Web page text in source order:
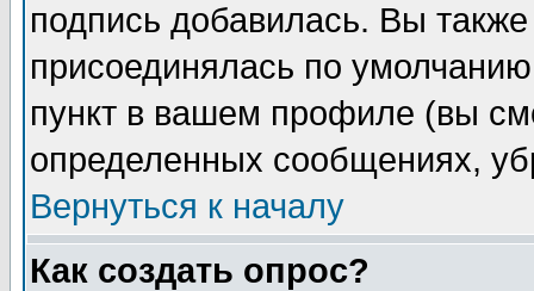
подпись добавилась. Вы
присоединялась по
пункт в вашем профиле (вы
определенных сообщениях,
Вернуться к началу
Как создать опрос?